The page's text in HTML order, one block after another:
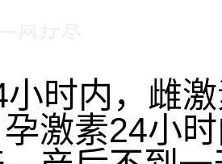
小时内，雌
激素24小